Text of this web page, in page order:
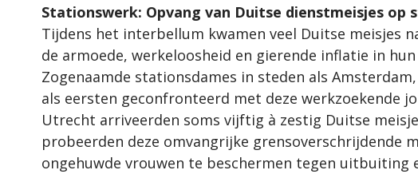
Stationswerk: Opvang van Duitse dienstmeisjes op
Tijdens het interbellum kwamen veel Duitse meisjes
de armoede, werkeloosheid en gierende inflatie in
Zogenaamde stationsdames in steden als
als eersten geconfronteerd met deze werkzoekende
Utrecht arriveerden soms vijftig à zestig Duitse
probeerden deze omvangrijke grensoverschrijdende
ongehuwde vrouwen te beschermen tegen uitbuiting